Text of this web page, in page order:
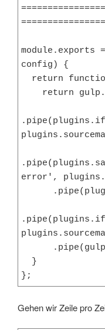
================
config) {
error',
};
Gehen wir Zeile pro